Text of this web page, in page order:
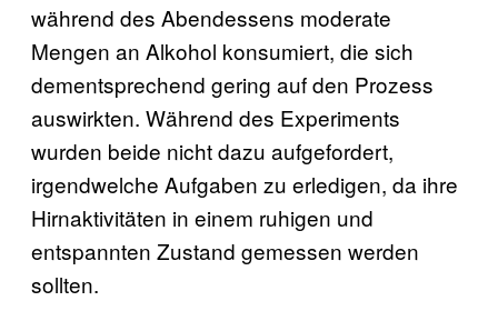
während des Abendessens moderate
Mengen an Alkohol konsumiert, die sich
dementsprechend gering auf den Prozess
auswirkten. Während des Experiments
wurden beide nicht dazu aufgefordert,
irgendwelche Aufgaben zu erledigen, da ihre
Hirnaktivitäten in einem ruhigen und
entspannten Zustand gemessen werden
sollten.